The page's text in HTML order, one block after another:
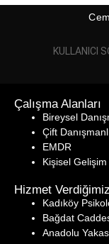
KULLANICI
Çalışma Alanları
Bireysel
Çift
EMDR
Kişisel
Hizmet
Kadıköy
Bağdat
Anadolu